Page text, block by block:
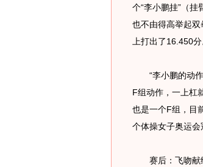
个“李小鹏挂”（
也不由得高举起
上打出了16.450分
“李小鹏的动作
F组动作，一上杠
也是一个F组，目
个体操女子奥运会
赛后：飞吻献